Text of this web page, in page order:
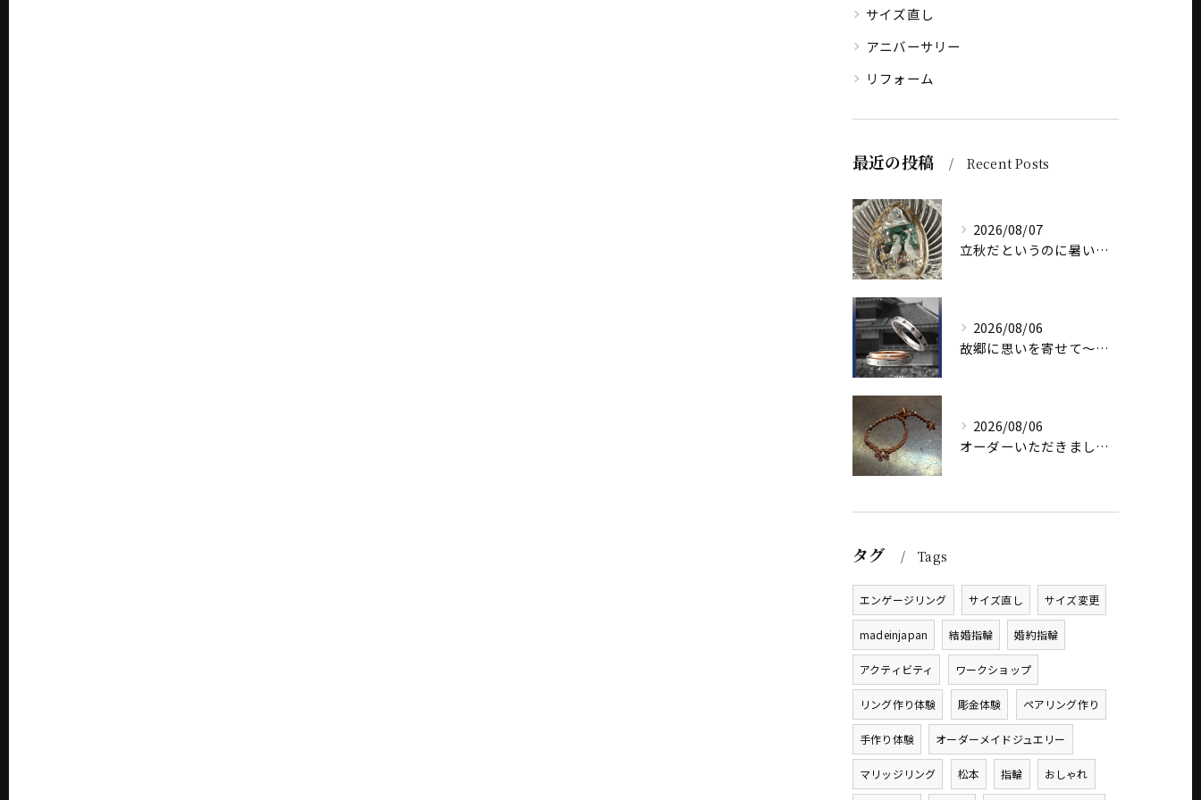
サイズ直し
アニバーサリー
リフォーム
最近の投稿 Recent Posts
2026/08/07
立秋だというのに暑いですね
2026/08/06
故郷に思いを寄せて～オリジナルブランド【Shinano(しな...
2026/08/06
オーダーいただきました、AbHeri 『dew 露』の新作で...
タグ Tags
エンゲージリング サイズ直し サイズ変更
madeinjapan 結婚指輪 婚約指輪
アクティビティ ワークショップ
リング作り体験 彫金体験 ペアリング作り
手作り体験 オーダーメイドジュエリー
マリッジリング 松本 指輪 おしゃれ